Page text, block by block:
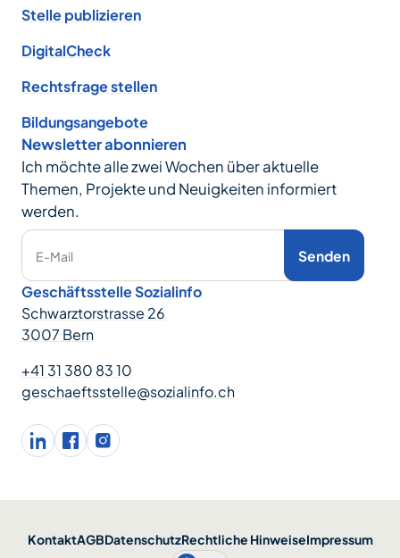
Stelle publizieren
DigitalCheck
Rechtsfrage stellen
Bildungsangebote
Newsletter abonnieren
Ich möchte alle zwei Wochen über aktuelle
Themen, Projekte und Neuigkeiten informiert
werden.
E-Mail Senden
Geschäftsstelle Sozialinfo
Schwarztorstrasse 26
3007 Bern
+41 31 380 83 10
geschaeftsstelle@sozialinfo.ch
LinkedInfacebookInstagram
KontaktAGBDatenschutzRechtliche HinweiseImpressum